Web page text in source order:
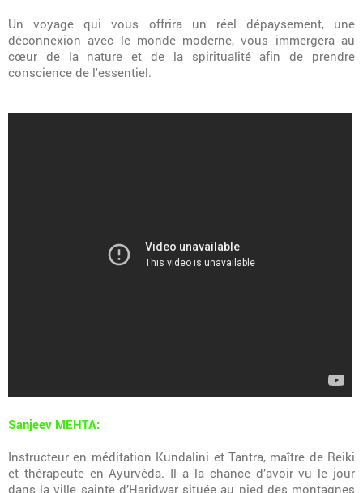
Un voyage qui vous offrira un réel dépaysement, une
déconnexion avec le monde moderne, vous immergera au
cœur de la nature et de la spiritualité afin de prendre
conscience de l'essentiel.
Sanjeev MEHTA:
Instructeur en méditation Kundalini et Tantra, maître de Reiki
et thérapeute en Ayurvéda. Il a la chance d’avoir vu le jour
dans la ville sainte d’Haridwar située au pied des montagnes